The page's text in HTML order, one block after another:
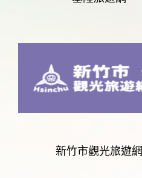
新竹市觀光旅遊網